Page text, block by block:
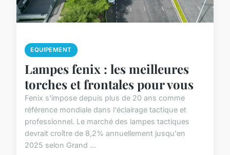
EQUIPEMENT
Lampes fenix : les meilleures
torches et frontales pour vous
Fenix s'impose depuis plus de 20 ans comme
référence mondiale dans l'éclairage tactique et
professionnel. Le marché des lampes tactiques
devrait croître de 8,2% annuellement jusqu'en
2025 selon Grand ...